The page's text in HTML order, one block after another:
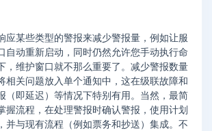
应某些类型的警报来减少警报量，例如让服
自动重新启动，同时仍然允许您手动执行命
，维护窗口就不那么重要了。减少警报数量
相关问题放入单个通知中，这在级联故障和
（即延迟）等情况下特别有用。当然，最简
握流程，在处理警报时确认警报，使用计划
并与现有流程（例如票务和抄送）集成。不